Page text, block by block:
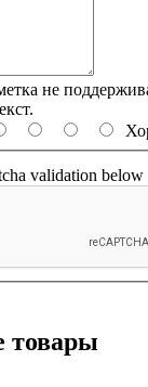
не
validation below
товары